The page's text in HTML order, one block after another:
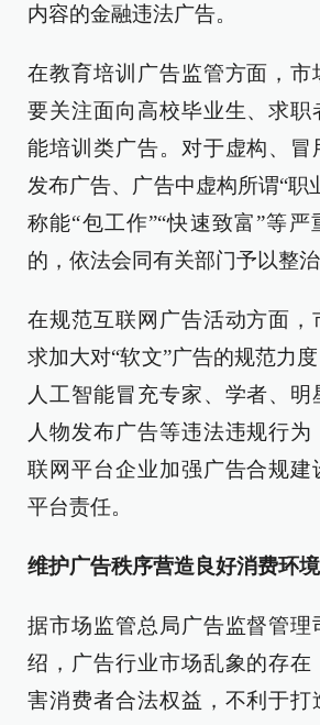
内容的金融违法广告。
在教育培训广告监管方面，市
要关注面向高校毕业生、求职
能培训类广告。对于虚构、冒
发布广告、广告中虚构所谓“职
称能“包工作”“快速致富”等
的，依法会同有关部门予以整治
在规范互联网广告活动方面，
求加大对“软文”广告的规范力
人工智能冒充专家、学者、
人物发布广告等违法违规行为
联网平台企业加强广告合规建
平台责任。
维护广告秩序营造良好消费环境
据市场监管总局广告监督管理
绍，广告行业市场乱象的存在
害消费者合法权益，不利于打